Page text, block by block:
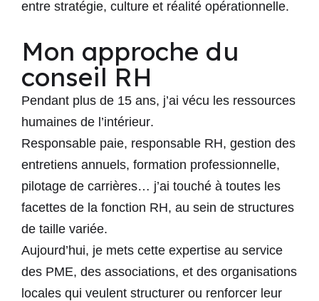
entre stratégie, culture et réalité opérationnelle.
Mon approche du
conseil RH
Pendant plus de 15 ans, j’ai vécu les ressources
humaines de l’intérieur.
Responsable paie, responsable RH, gestion des
entretiens annuels, formation professionnelle,
pilotage de carrières… j’ai touché à toutes les
facettes de la fonction RH, au sein de structures
de taille variée.
Aujourd’hui, je mets cette expertise au service
des PME, des associations, et des organisations
locales qui veulent structurer ou renforcer leur